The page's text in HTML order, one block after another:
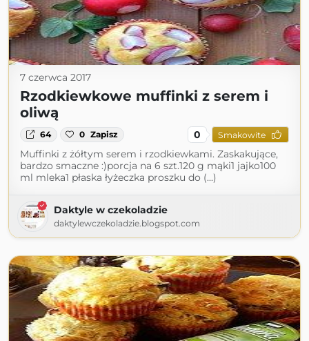
7 czerwca 2017
Rzodkiewkowe muffinki z serem i
oliwą
64 0 Zapisz 0 Smakowite
Muffinki z żółtym serem i rzodkiewkami. Zaskakujące,
bardzo smaczne :)porcja na 6 szt.120 g mąki1 jajko100
ml mleka1 płaska łyżeczka proszku do (...)
Daktyle w czekoladzie
daktylewczekoladzie.blogspot.com